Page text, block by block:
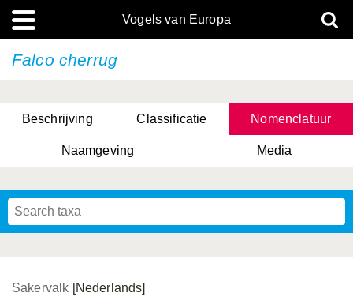
Vogels van Europa
Falco cherrug
Beschrijving Classificatie Nomenclatuur
Naamgeving Media
Sakervalk [Nederlands]